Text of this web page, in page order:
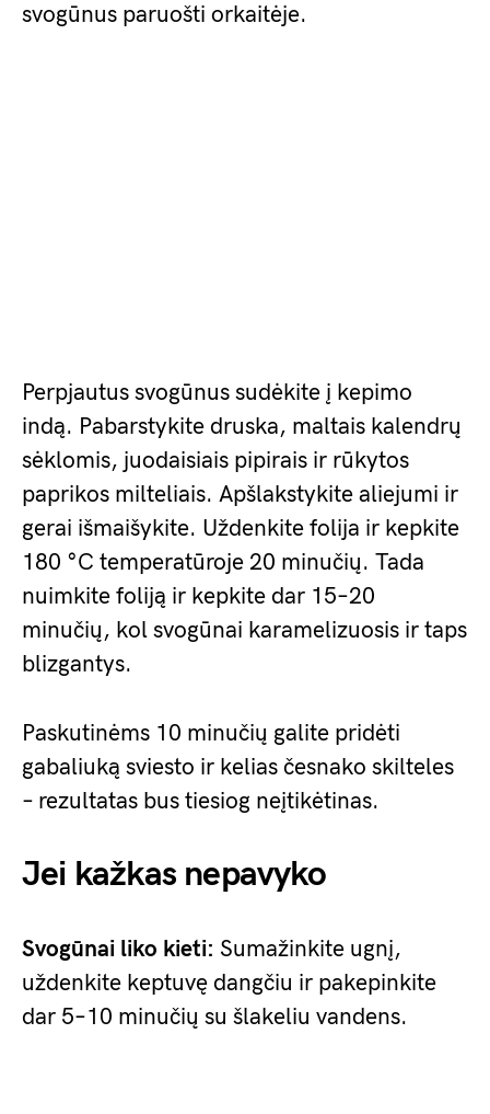
svogūnus paruošti orkaitėje.
Perpjautus svogūnus sudėkite į kepimo
indą. Pabarstykite druska, maltais kalendrų
sėklomis, juodaisiais pipirais ir rūkytos
paprikos milteliais. Apšlakstykite aliejumi ir
gerai išmaišykite. Uždenkite folija ir kepkite
180 °C temperatūroje 20 minučių. Tada
nuimkite foliją ir kepkite dar 15–20
minučių, kol svogūnai karamelizuosis ir taps
blizgantys.
Paskutinėms 10 minučių galite pridėti
gabaliuką sviesto ir kelias česnako skilteles
– rezultatas bus tiesiog neįtikėtinas.
Jei kažkas nepavyko
Svogūnai liko kieti: Sumažinkite ugnį,
uždenkite keptuvę dangčiu ir pakepinkite
dar 5–10 minučių su šlakeliu vandens.